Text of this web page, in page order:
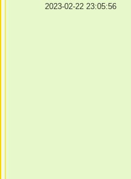
2023-02-22 23:05:56